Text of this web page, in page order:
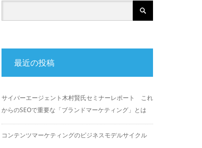
最近の投稿
サイバーエージェント木村賢氏セミナーレポート これ
からのSEOで重要な「ブランドマーケティング」とは
コンテンツマーケティングのビジネスモデルサイクル